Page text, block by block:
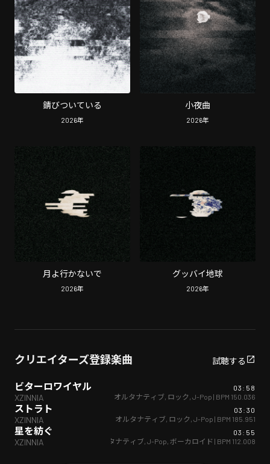
錆びついている
2026年
小夜曲
2026年
月よ行かないで
2026年
グッバイ地球
2026年
クリエイターズ登録楽曲 試聴する
ビターロワイヤル
XZINNIA
03:58
オルタナティブ ロック J-Pop | BPM 150.036
ストラト
XZINNIA
03:30
オルタナティブ ロック J-Pop | BPM 185.951
星を紡ぐ
XZINNIA
03:55
オルタナティブ J-Pop ボーカロイド | BPM 112.008